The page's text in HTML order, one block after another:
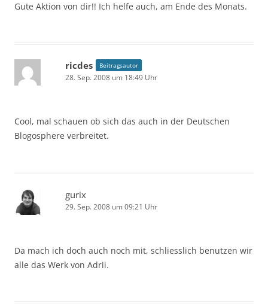
Gute Aktion von dir!! Ich helfe auch, am Ende des Monats.
ricdes Beitragsautor
28. Sep. 2008 um 18:49 Uhr
Cool, mal schauen ob sich das auch in der Deutschen
Blogosphere verbreitet.
gurix
29. Sep. 2008 um 09:21 Uhr
Da mach ich doch auch noch mit, schliesslich benutzen wir
alle das Werk von Adrii.